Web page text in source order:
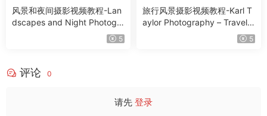
风景和夜间摄影视频教程-Lan
dscapes and Night Photogra
phy with Jess and Mark Lag5
旅行风景摄影视频教程-Karl T
aylor Photography – Travel a
nd Landscape Photography5
评论 0
请先 登录